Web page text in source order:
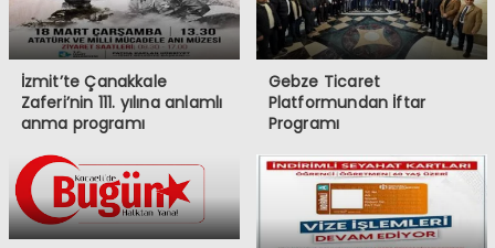
İzmit’te Çanakkale
Zaferi’nin 111. yılına anlamlı
anma programı
Gebze Ticaret
Platformundan İftar
Programı